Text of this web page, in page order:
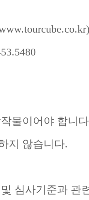
물이어야 합니
지 않습니다.
심사기준과 관